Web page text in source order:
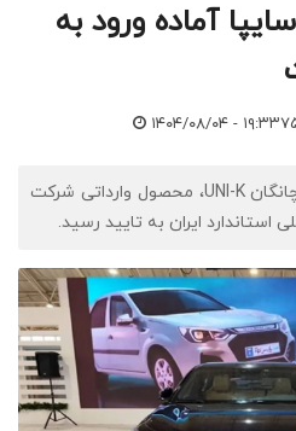
آماده ورود به
۱۴۰۴/۰۸/۰۴ - ۱۹:۳۳
اقتصادنیوز: گواهی استاندارد چانگان UNI-K، محصول وارداتی شرکت
ایران به تایید رسید.